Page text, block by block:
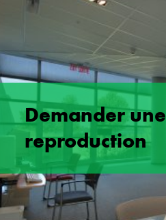
Demander une
reproduction